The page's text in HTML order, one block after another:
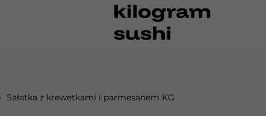
› Sałatka z krewetkami i parmesanem KG